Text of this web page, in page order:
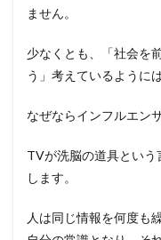
ません。
少なくとも、「社会を
う」考えているように
なぜならインフルエン
TVが洗脳の道具という
します。
人は同じ情報を何度も